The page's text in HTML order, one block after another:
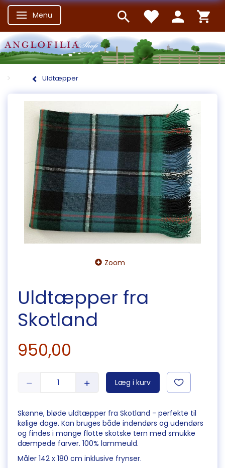
Skifte navigation
Menu
Uldtæpper
Zoom
Uldtæpper fra
Skotland
950,00
Læg i kurv
Skønne, bløde uldtæpper fra Skotland - perfekte til
kølige dage. Kan bruges både indendørs og udendørs
og findes i mange flotte skotske tern med smukke
dæmpede farver. 100% lammeuld.
Måler 142 x 180 cm inklusive frynser.